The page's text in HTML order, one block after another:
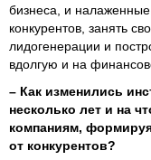
бизнеса, и
конкурентов, занять
лидогенерации и
вдолгую и на
– Как изменились
несколько лет и на
компаниям,
от конкурентов?